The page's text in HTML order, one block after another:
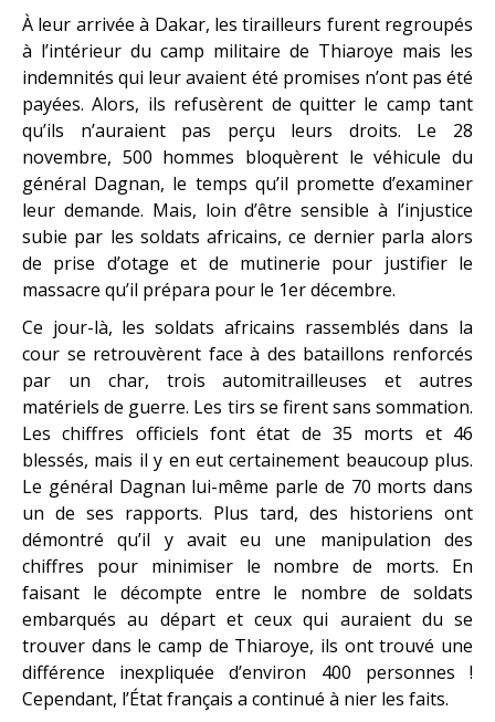
À leur arrivée à Dakar, les tirailleurs furent regroupés
à l’intérieur du camp militaire de Thiaroye mais les
indemnités qui leur avaient été promises n’ont pas été
payées. Alors, ils refusèrent de quitter le camp tant
qu’ils n’auraient pas perçu leurs droits. Le 28
novembre, 500 hommes bloquèrent le véhicule du
général Dagnan, le temps qu’il promette d’examiner
leur demande. Mais, loin d’être sensible à l’injustice
subie par les soldats africains, ce dernier parla alors
de prise d’otage et de mutinerie pour justifier le
massacre qu’il prépara pour le 1er décembre.
Ce jour-là, les soldats africains rassemblés dans la
cour se retrouvèrent face à des bataillons renforcés
par un char, trois automitrailleuses et autres
matériels de guerre. Les tirs se firent sans sommation.
Les chiffres officiels font état de 35 morts et 46
blessés, mais il y en eut certainement beaucoup plus.
Le général Dagnan lui-même parle de 70 morts dans
un de ses rapports. Plus tard, des historiens ont
démontré qu’il y avait eu une manipulation des
chiffres pour minimiser le nombre de morts. En
faisant le décompte entre le nombre de soldats
embarqués au départ et ceux qui auraient du se
trouver dans le camp de Thiaroye, ils ont trouvé une
différence inexpliquée d’environ 400 personnes !
Cependant, l’État français a continué à nier les faits.